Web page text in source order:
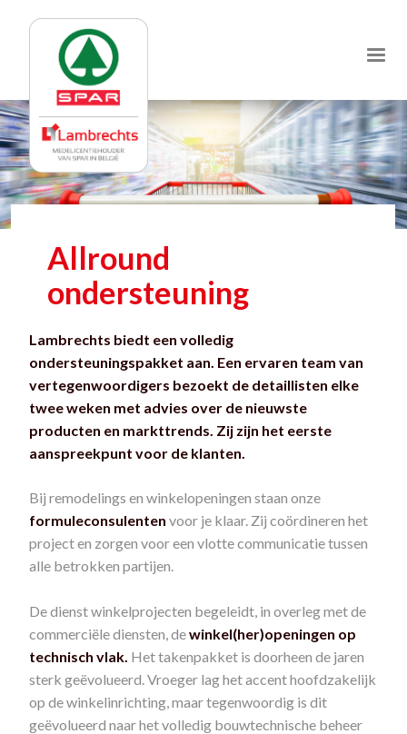
Jump
to
navigation
Allround
ondersteuning
Lambrechts biedt een volledig
ondersteuningspakket aan. Een ervaren team van
vertegenwoordigers bezoekt de detaillisten elke
twee weken met advies over de nieuwste
producten en markttrends. Zij zijn het eerste
aanspreekpunt voor de klanten.
Bij remodelings en winkelopeningen staan onze
formuleconsulenten voor je klaar. Zij coördineren het
project en zorgen voor een vlotte communicatie tussen
alle betrokken partijen.
De dienst winkelprojecten begeleidt, in overleg met de
commerciële diensten, dewinkel(her)openingen op
technisch vlak. Het takenpakket is doorheen de jaren
sterk geëvolueerd. Vroeger lag het accent hoofdzakelijk
op de winkelinrichting, maar tegenwoordig is dit
geëvolueerd naar het volledig bouwtechnische beheer